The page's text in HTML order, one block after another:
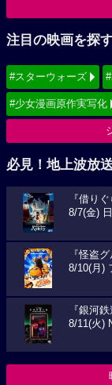
注目の映画を探
#スターウォーズ
#少女漫画原作実写化
必見！地上波放
『借り
8/7(金)
『怪盗
8/10(月)
『銀河
8/11(火)